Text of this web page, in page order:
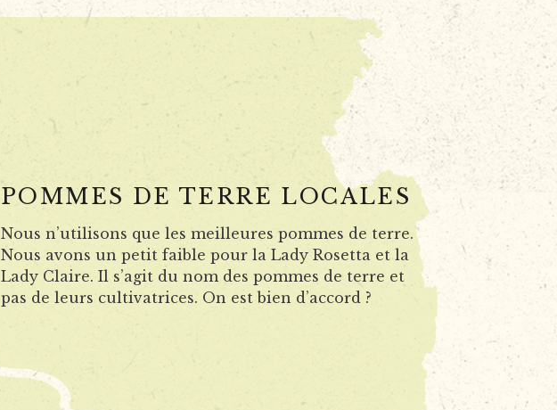
POMMES DE TERRE LOCALES
Nous n’utilisons que les meilleures pommes de terre.
Nous avons un petit faible pour la Lady Rosetta et la
Lady Claire. Il s’agit du nom des pommes de terre et
pas de leurs cultivatrices. On est bien d’accord ?